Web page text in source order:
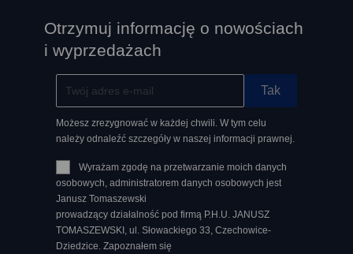
Otrzymuj informację o nowościach
i wyprzedażach
Możesz zrezygnować w każdej chwili. W tym celu
należy odnaleźć szczegóły w naszej informacji prawnej.
Wyrażam zgodę na przetwarzanie moich danych
osobowych, administratorem danych osobowych jest
Janusz Tomaszewski
prowadzący działalność pod firmą P.H.U. JANUSZ
TOMASZEWSKI, ul. Słowackiego 33, Czechowice-
Dziedzice. Zapoznałem się